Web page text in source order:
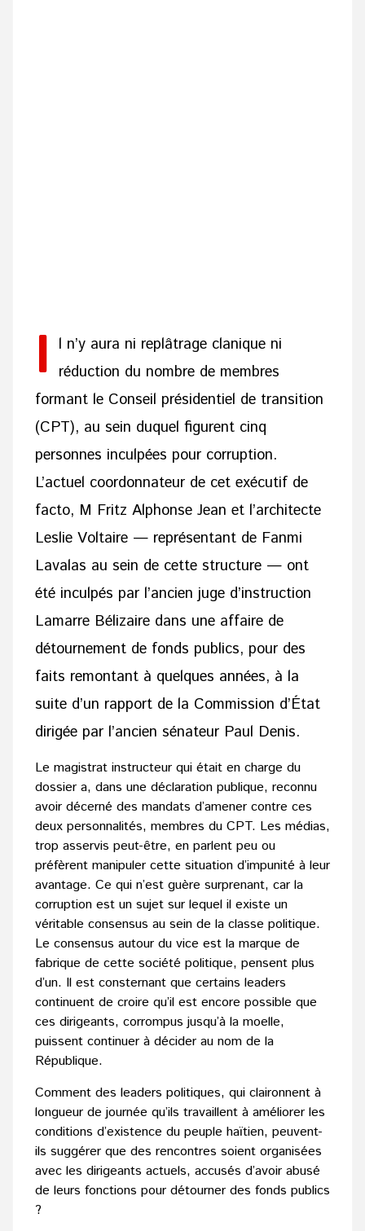
I l n’y aura ni replâtrage clanique ni
réduction du nombre de membres
formant le Conseil présidentiel de transition
(CPT), au sein duquel figurent cinq
personnes inculpées pour corruption.
L’actuel coordonnateur de cet exécutif de
facto, M Fritz Alphonse Jean et l’architecte
Leslie Voltaire — représentant de Fanmi
Lavalas au sein de cette structure — ont
été inculpés par l’ancien juge d’instruction
Lamarre Bélizaire dans une affaire de
détournement de fonds publics, pour des
faits remontant à quelques années, à la
suite d’un rapport de la Commission d’État
dirigée par l’ancien sénateur Paul Denis.
Le magistrat instructeur qui était en charge du
dossier a, dans une déclaration publique, reconnu
avoir décerné des mandats d’amener contre ces
deux personnalités, membres du CPT. Les médias,
trop asservis peut-être, en parlent peu ou
préfèrent manipuler cette situation d’impunité à leur
avantage. Ce qui n’est guère surprenant, car la
corruption est un sujet sur lequel il existe un
véritable consensus au sein de la classe politique.
Le consensus autour du vice est la marque de
fabrique de cette société politique, pensent plus
d’un. Il est consternant que certains leaders
continuent de croire qu’il est encore possible que
ces dirigeants, corrompus jusqu’à la moelle,
puissent continuer à décider au nom de la
République.
Comment des leaders politiques, qui claironnent à
longueur de journée qu’ils travaillent à améliorer les
conditions d’existence du peuple haïtien, peuvent-
ils suggérer que des rencontres soient organisées
avec les dirigeants actuels, accusés d’avoir abusé
de leurs fonctions pour détourner des fonds publics
?